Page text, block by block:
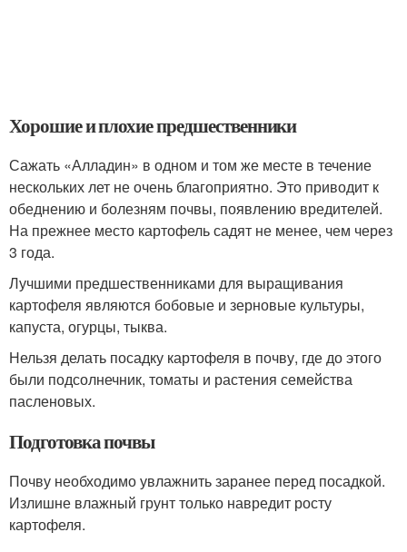
Хорошие и плохие предшественники
Сажать «Алладин» в одном и том же месте в течение
нескольких лет не очень благоприятно. Это приводит к
обеднению и болезням почвы, появлению вредителей.
На прежнее место картофель садят не менее, чем через
3 года.
Лучшими предшественниками для выращивания
картофеля являются бобовые и зерновые культуры,
капуста, огурцы, тыква.
Нельзя делать посадку картофеля в почву, где до этого
были подсолнечник, томаты и растения семейства
пасленовых.
Подготовка почвы
Почву необходимо увлажнить заранее перед посадкой.
Излишне влажный грунт только навредит росту
картофеля.